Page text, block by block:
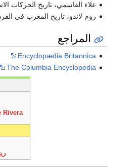
علاء القاسمي، تاريخ الحركات
روم لاندو، تاريخ المغرب في
المراجع
Encyclopædia Britannica
The Columbia Encyclopedia
Rivera